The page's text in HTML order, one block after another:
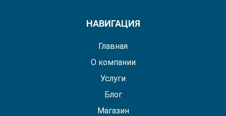
НАВИГАЦИЯ
Главная
О компании
Услуги
Блог
Магазин